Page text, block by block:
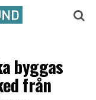
byggas
från